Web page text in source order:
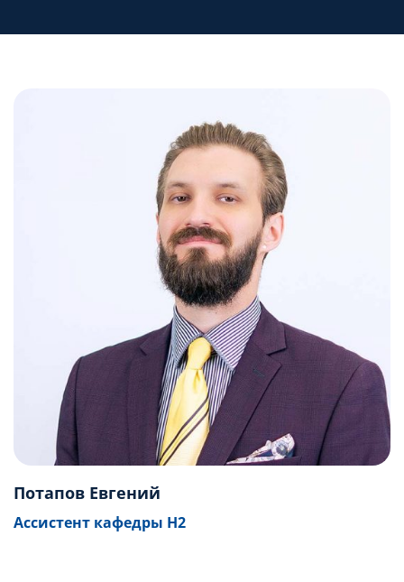
Преподавателям
Потапов Евгений
Ассистент кафедры Н2